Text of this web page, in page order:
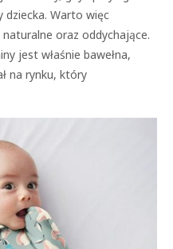
dziecka. Warto więc
oraz oddychające.
jest właśnie bawełna,
na rynku, który